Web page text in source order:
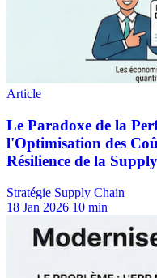
Stratégie Supply Chain
18 Jan 2026 10 min